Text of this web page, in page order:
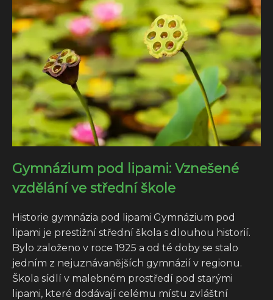
Gymnázium pod lipami: Vznešené
vzdělání ve střední škole
Historie gymnázia pod lipami Gymnázium pod
lipami je prestižní střední škola s dlouhou historií.
Bylo založeno v roce 1925 a od té doby se stalo
jedním z nejuznávanějších gymnázií v regionu.
Škola sídlí v malebném prostředí pod starými
lipami, které dodávají celému místu zvláštní